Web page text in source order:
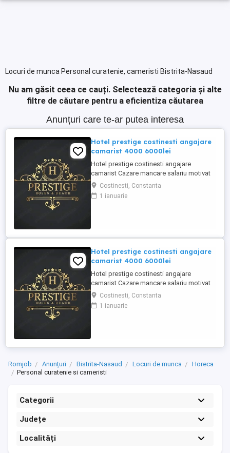
Locuri de munca Personal curatenie, cameristi Bistrita-Nasaud
Nu am găsit ceea ce cauți. Selectează categoria și alte
filtre de căutare pentru a eficientiza căutarea
Anunțuri care te-ar putea interesa
Hotel prestige costinesti angajare
camarist 4000 6000lei
Hotel prestige costinesti angajare
camarist Cazare mancare salariu motivat
4000 6000
Costinesti, Constanta
1 ianuarie
Hotel prestige costinesti angajare
camarist 4000 6000lei
Hotel prestige costinesti angajare
camarist Cazare mancare salariu motivat
4000 6000
Costinesti, Constanta
1 ianuarie
Romjob Anunțuri Bistrita-Nasaud Locuri de munca
Horeca
Personal curatenie si cameristi
Categorii
Județe
Localități